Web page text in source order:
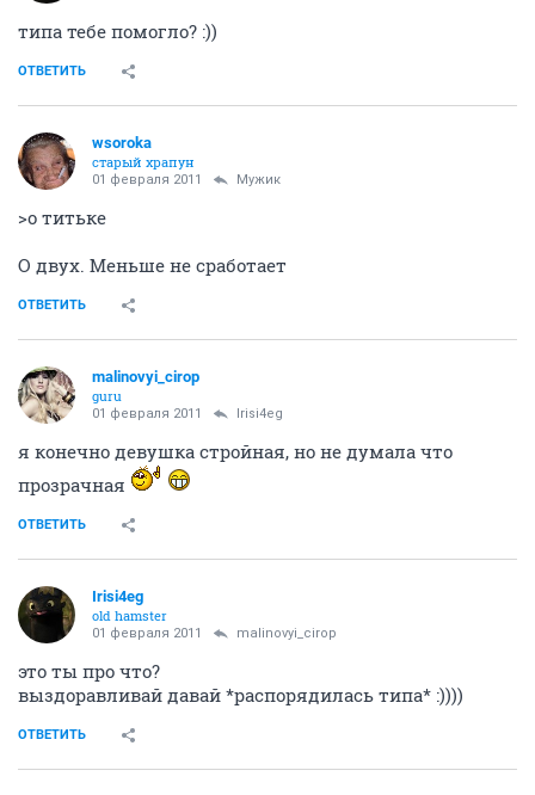
типа тебе помогло? :))
ОТВЕТИТЬ
wsoroka
старый храпун
01 февраля 2011 Мужик
>о титьке
О двух. Меньше не сработает
ОТВЕТИТЬ
malinovyi_cirop
guru
01 февраля 2011 Irisi4eg
я конечно девушка стройная, но не думала что
прозрачная
ОТВЕТИТЬ
Irisi4eg
old hamster
01 февраля 2011 malinovyi_cirop
это ты про что?
выздоравливай давай *распорядилась типа* :))))
ОТВЕТИТЬ